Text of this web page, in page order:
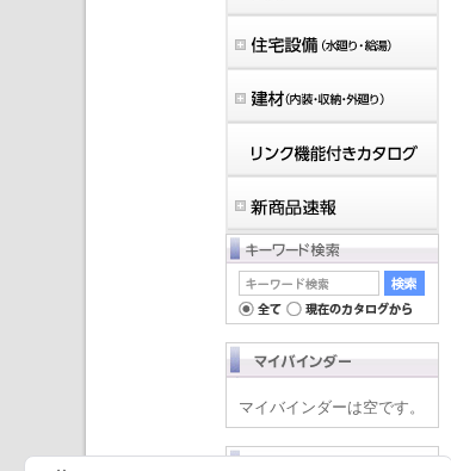
マイバインダーは空です。